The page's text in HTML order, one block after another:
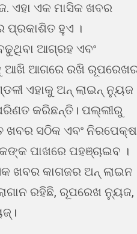
ଏହା ଏକ ମାସିକ ଖବର
ପ୍ରକାଶିତ ହୁଏ ।
ଆଗ୍ରହ ଏବଂ
ଆଖି ଆଗରେ ରଖି
ଏହାକୁ ଅନ୍ ଲାଇନ୍ ନ୍ୟୁଜ
ପରିଣତ କରିଛନ୍ତି। ପଲ୍ଲୀରୁ
ଖବର ସଠିକ ଏବଂ ନିରପେକ୍ଷ
ପାଖରେ ପହଞ୍ଚାଇବ ।
ଖବର କାଗଜର ଅନ୍ ଲାଇନ
ରହିଛି, ରୂପରେଖ ନ୍ୟୁଜ,